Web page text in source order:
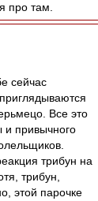
про там.
сейчас
Все это
и привычного
трибун на
трибун,
этой парочке